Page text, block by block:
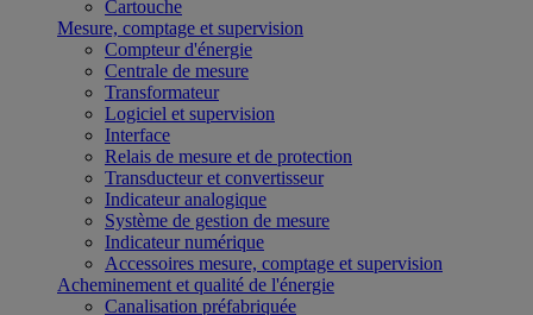
Cartouche
Mesure, comptage et supervision
Compteur d'énergie
Centrale de mesure
Transformateur
Logiciel et supervision
Interface
Relais de mesure et de protection
Transducteur et convertisseur
Indicateur analogique
Système de gestion de mesure
Indicateur numérique
Accessoires mesure, comptage et supervision
Acheminement et qualité de l'énergie
Canalisation préfabriquée